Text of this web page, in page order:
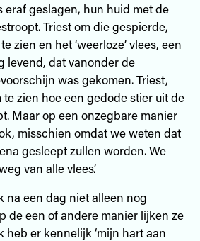
eraf geslagen, hun huid met de
Triest om die gespierde,
zien en het ‘weerloze’ vlees, een
levend, dat vanonder de
was gekomen. Triest,
zien hoe een gedode stier uit de
Maar op een onzegbare manier
misschien omdat we weten dat
gesleept zullen worden. We
van alle vlees’.
na een dag niet alleen nog
de een of andere manier lijken ze
heb er kennelijk ‘mijn hart aan